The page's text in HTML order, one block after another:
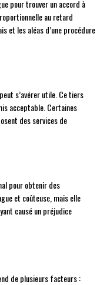
pour trouver un accord à
au retard
et les aléas d’une procédure
peut s’avérer utile. Ce tiers
acceptable. Certaines
des services de
pour obtenir des
et coûteuse, mais elle
causé un préjudice
de plusieurs facteurs :